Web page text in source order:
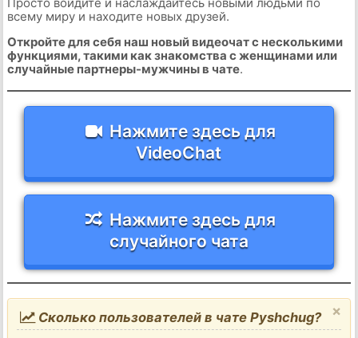
всему миру и находите новых друзей.
Откройте для себя наш новый видеочат с несколькими
функциями, такими как знакомства с женщинами или
случайные партнеры-мужчины в чате.
Нажмите здесь для
VideoChat
Нажмите здесь для
случайного чата
×
Сколько пользователей в чате Pyshchug?